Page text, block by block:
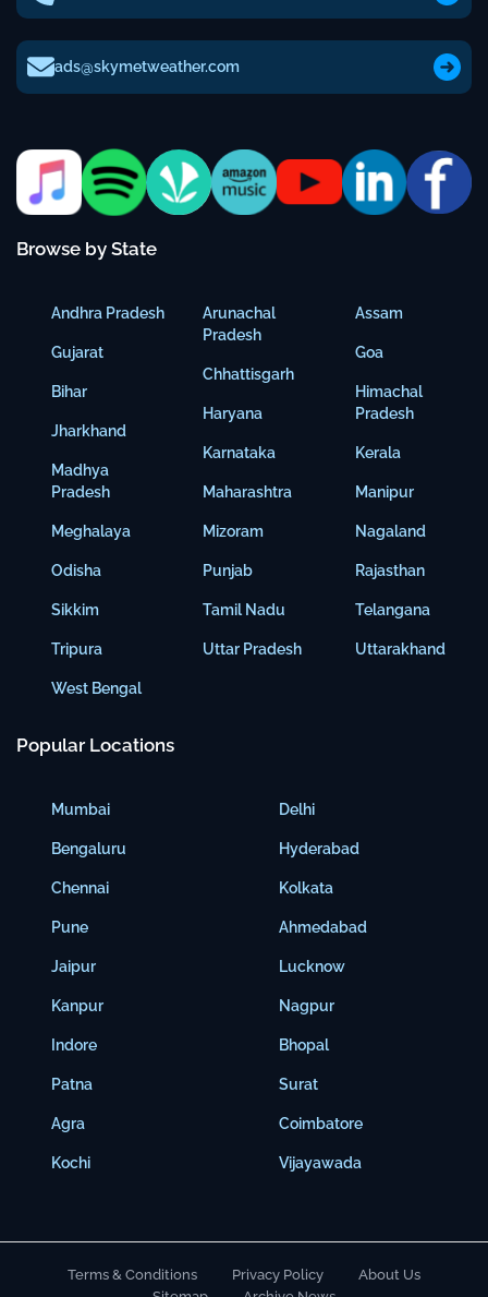
ads@skymetweather.com
Browse by State
Andhra Pradesh
Gujarat
Bihar
Jharkhand
Madhya
Pradesh
Meghalaya
Odisha
Sikkim
Tripura
West Bengal
Arunachal
Pradesh
Chhattisgarh
Haryana
Karnataka
Maharashtra
Mizoram
Punjab
Tamil Nadu
Uttar Pradesh
Assam
Goa
Himachal
Pradesh
Kerala
Manipur
Nagaland
Rajasthan
Telangana
Uttarakhand
Popular Locations
Mumbai
Bengaluru
Chennai
Pune
Jaipur
Kanpur
Indore
Patna
Agra
Kochi
Delhi
Hyderabad
Kolkata
Ahmedabad
Lucknow
Nagpur
Bhopal
Surat
Coimbatore
Vijayawada
Terms & Conditions Privacy Policy
About Us